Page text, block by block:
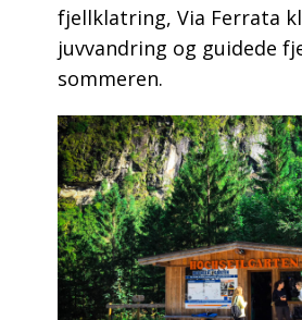
fjellklatring, Via Ferrata
juvvandring og guidede
sommeren.